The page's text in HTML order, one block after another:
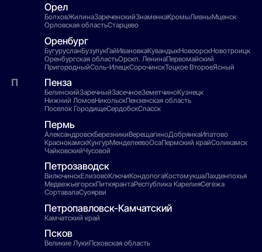
Орел
БолховЖилинаЗареченскийЗнаменкаКромыЛивныМценск
Орловская областьСтарцево
Оренбург
БугурусланБузулукГайИвановкаКувандыкНовоорскНовотроицк
Оренбургская областьОрскп. ЛенинаПервомайский
ПригородныйСоль-ИлецкСорочинскТоцкое ВтороеЯсный
Пенза
БелинскийЗаречныйЗасечноеЗеметчиноКузнецк
Нижний ЛомовНикольскПензенская область
Поселок ГородищеСердобскСпасск
Пермь
АлександровскБерезникиВерещагиноДобрянкаИпатово
КраснокамскКунгурМенделеевоОсаПермский крайСоликамск
ЧайковскийЧусовой
Петрозаводск
ВилючинскЕлизовоКлючиКондопогаКостомукшаЛахденпохья
МедвежьегорскПиткярантаРеспублика КарелияСегежа
СортавалаСуоярви
Петропавловск-Камчатский
Камчатский край
Псков
Великие ЛукиПсковская область